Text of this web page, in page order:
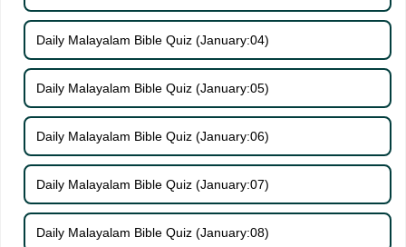
Daily Malayalam Bible Quiz (January:04)
Daily Malayalam Bible Quiz (January:05)
Daily Malayalam Bible Quiz (January:06)
Daily Malayalam Bible Quiz (January:07)
Daily Malayalam Bible Quiz (January:08)